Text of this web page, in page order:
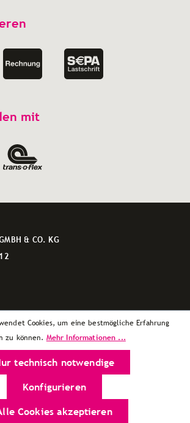
mit
& CO. KG
Cookies, um eine bestmögliche Erfahrung
zu können. Mehr Informationen ...
technisch notwendige
Konfigurieren
Cookies akzeptieren